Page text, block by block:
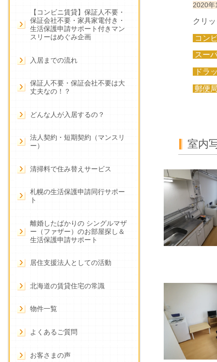
2020年
クリ
コン
スー
ドラ
郵便
室内
【コンビニ賃貸】保証人不要・
保証会社不要・家具家電付き・
生活保護申請サポート付きマン
スリーはめぐみ企画
入居までの流れ
保証人不要・保証会社不要は大
丈夫なの！？
どんな人が入居するの？
法人契約・短期契約（マンスリ
ー）
清掃料で住み替えサービス
札幌の生活保護申請同行サポー
ト
離婚したばかりの シングルマザ
ー（ファザー）のお部屋探し＆
生活保護申請サポート
居住支援法人としての活動
北海道の賃貸住宅の常識
物件一覧
よくあるご質問
お客さまの声